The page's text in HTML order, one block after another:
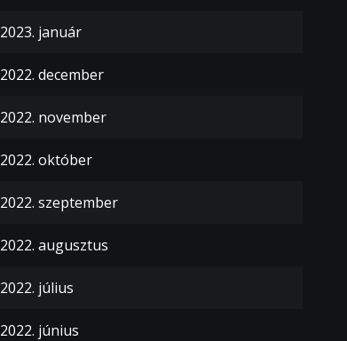
2023. január
2022. december
2022. november
2022. október
2022. szeptember
2022. augusztus
2022. július
2022. június